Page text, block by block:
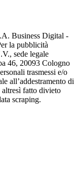
Business Digital -
la pubblicità
sede legale
46, 20093 Cologno
trasmessi e/o
all’addestramento di
fatto divieto
scraping.